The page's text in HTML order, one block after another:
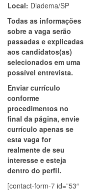
Local: Diadema/SP
Todas as informações
sobre a vaga serão
passadas e explicadas
aos candidatos(as)
selecionados em uma
possível entrevista.
Enviar currículo
conforme
procedimentos no
final da página, envie
currículo apenas se
esta vaga for
realmente de seu
interesse e esteja
dentro do perfil.
[contact-form-7 id=”53″